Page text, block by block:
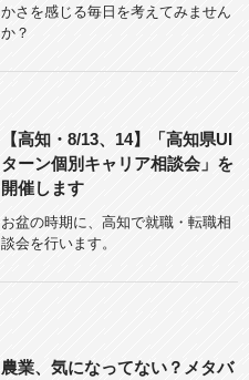
かさを感じる毎日を考えてみません
か？
【高知・8/13、14】「高知県UI
ターン個別キャリア相談会」を
開催します
お盆の時期に、高知で就職・転職相
談会を行います。
農業、気になってない？メタバ